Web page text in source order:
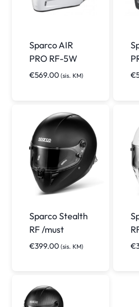
Sparco AIR
PRO RF-5W
€569.00 (sis. KM) €
Sparco Stealth
RF /must
€399.00 (sis. KM) €